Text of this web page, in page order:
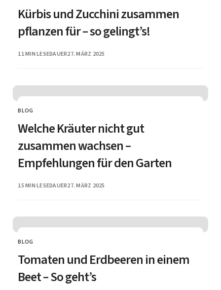
Kürbis und Zucchini zusammen
pflanzen für – so gelingt’s!
11 MIN LESEDAUERPUBLISHED
27. MÄRZ 2025
CATEGORY
BLOG
Welche Kräuter nicht gut
zusammen wachsen –
Empfehlungen für den Garten
15 MIN LESEDAUERPUBLISHED
27. MÄRZ 2025
CATEGORY
BLOG
Tomaten und Erdbeeren in einem
Beet – So geht’s